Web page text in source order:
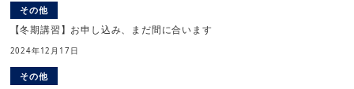
その他
【冬期講習】お申し込み、まだ間に合います
2024年12月17日
その他